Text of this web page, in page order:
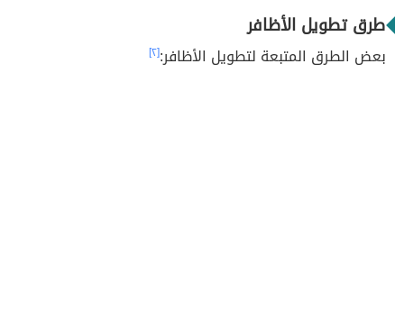
طرق تطويل الأظافر
بعض الطرق المتبعة لتطويل الأظافر:[٢]